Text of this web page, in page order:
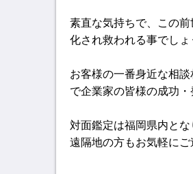
素直な気持ちで、この
化され救われる事でしょ
お客様の一番身近な相
で企業家の皆様の成功・
対面鑑定は福岡県内と
遠隔地の方もお気軽にご